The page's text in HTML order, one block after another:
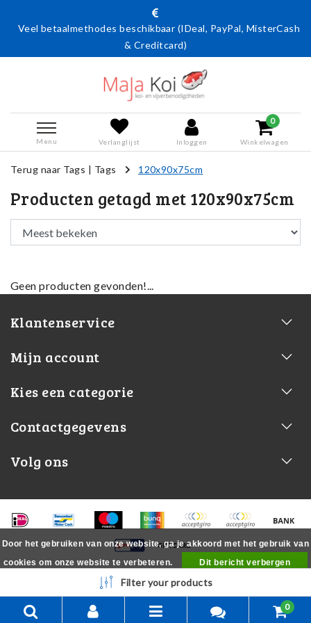
Veel betaalmethodes beschikbaar (IDeal, PayPal, MisterCash
& Creditcard)
Menu Verlanglijst Inloggen
0
Winkelwagen
Terug naar Tags | Tags 120x90x75cm
Producten getagd met 120x90x75cm
Geen producten gevonden!...
Klantenservice
Mijn account
Kies een categorie
Contactgegevens
Volg ons
Filter your products
0
Door het gebruiken van onze website, ga je akkoord met het gebruik van
cookies om onze website te verbeteren.
Dit bericht verbergen
Meer over cookies »